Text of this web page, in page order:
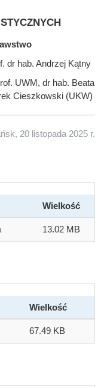
dr hab. Andrzej Kątny
UWM, dr hab. Beata
Cieszkowski (UKW)
20 listopada 2025 r.
Wielkość
13.02 MB
Wielkość
67.49 KB